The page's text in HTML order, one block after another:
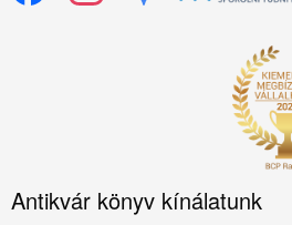
Antikvár könyv kínálatunk